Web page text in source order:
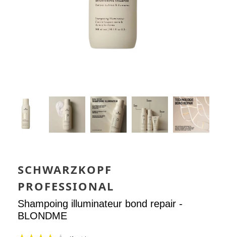
SCHWARZKOPF
PROFESSIONAL
Shampoing illuminateur bond repair -
BLONDME